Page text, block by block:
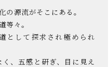
の源流がそこにある。
等々。
として探求され極められ
、五感と研ぎ、目に見え